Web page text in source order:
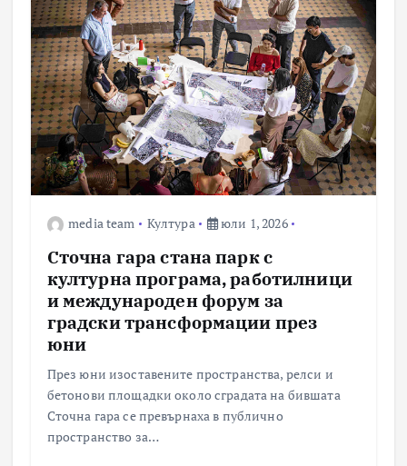
media team Култура юли 1, 2026
Сточна гара стана парк с
културна програма, работилници
и международен форум за
градски трансформации през
юни
През юни изоставените пространства, релси и
бетонови площадки около сградата на бившата
Сточна гара се превърнаха в публично
пространство за…